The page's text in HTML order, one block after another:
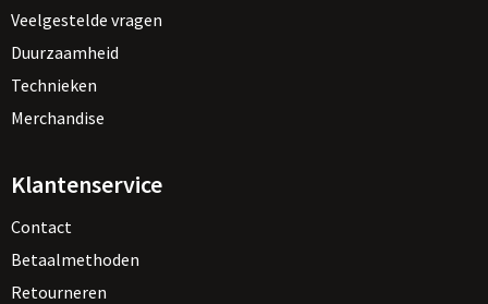
Veelgestelde vragen
Duurzaamheid
Technieken
Merchandise
Klantenservice
Contact
Betaalmethoden
Retourneren